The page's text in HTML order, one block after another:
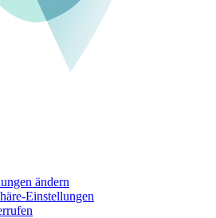
ändern
Einstellungen